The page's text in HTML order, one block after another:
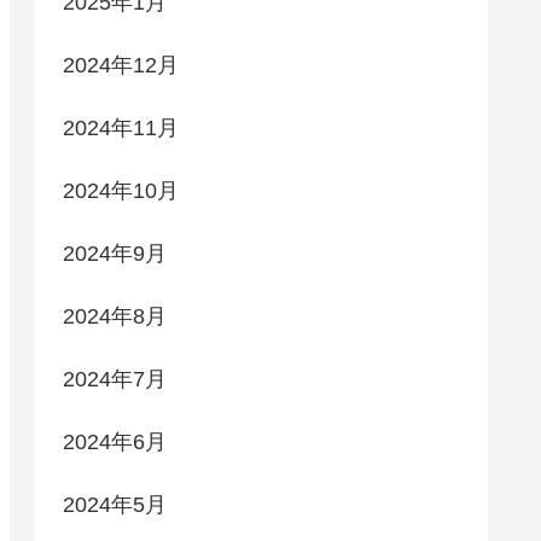
2024年12月
2024年11月
2024年10月
2024年9月
2024年8月
2024年7月
2024年6月
2024年5月